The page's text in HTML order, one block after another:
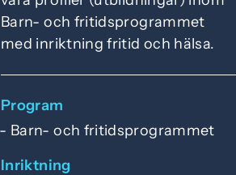
Barn- och fritidsprogrammet
med inriktning fritid och hälsa.
Program
Barn- och fritidsprogrammet
Inriktning